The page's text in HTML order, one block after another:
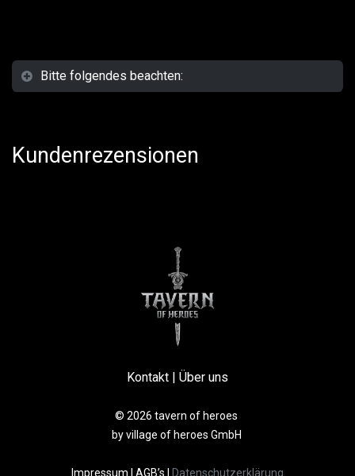
Bitte folgendes beachten:
Kundenrezensionen
Kontakt Über uns
© 2026 tavern of heroes
by village of heroes GmbH
Impressum AGB’s Datenschutzerklärung​